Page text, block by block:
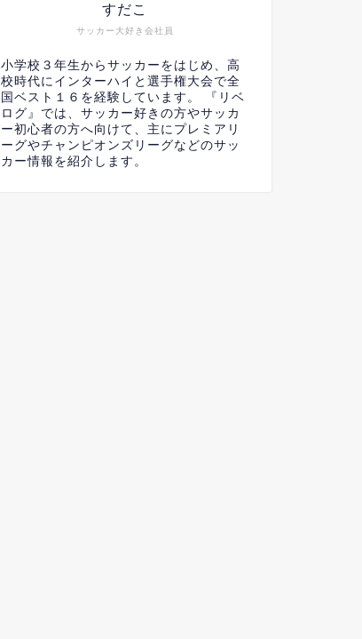
サッカー大好き会社員
すだこ
小学校３年生からサッカーをはじめ、高
校時代にインターハイと選手権大会で全
国ベスト１６を経験しています。 『リベ
ログ』では、サッカー好きの方やサッカ
ー初心者の方へ向けて、主にプレミアリ
ーグやチャンピオンズリーグなどのサッ
カー情報を紹介します。